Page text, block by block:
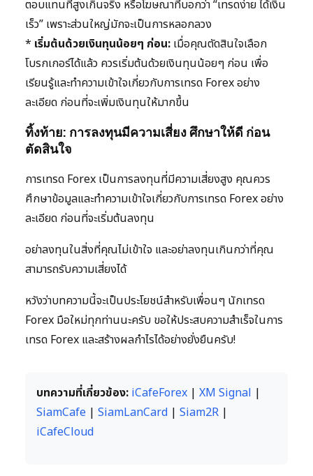
ตอบแทนที่สูงเกินจริง หรือโฆษณาที่บอกว่า “เทรดง่าย ได้เงิน
เร็ว” เพราะส่วนใหญ่มักจะเป็นการหลอกลวง
* เริ่มต้นด้วยเงินทุนน้อยๆ ก่อน: เมื่อคุณตัดสินใจเลือก
โบรกเกอร์ได้แล้ว ควรเริ่มต้นด้วยเงินทุนน้อยๆ ก่อน เพื่อ
เรียนรู้และทำความเข้าใจเกี่ยวกับการเทรด Forex อย่าง
ละเอียด ก่อนที่จะเพิ่มเงินทุนให้มากขึ้น
ทิ้งท้าย: การลงทุนมีความเสี่ยง ศึกษาให้ดี ก่อน
ตัดสินใจ
การเทรด Forex เป็นการลงทุนที่มีความเสี่ยงสูง คุณควร
ศึกษาข้อมูลและทำความเข้าใจเกี่ยวกับการเทรด Forex อย่าง
ละเอียด ก่อนที่จะเริ่มต้นลงทุน
อย่าลงทุนในสิ่งที่คุณไม่เข้าใจ และอย่าลงทุนเกินกว่าที่คุณ
สามารถรับความเสี่ยงได้
หวังว่าบทความนี้จะเป็นประโยชน์สำหรับเพื่อนๆ นักเทรด
Forex มือใหม่ทุกท่านนะครับ ขอให้ประสบความสำเร็จในการ
เทรด Forex และสร้างผลกำไรได้อย่างยั่งยืนครับ!
บทความที่เกี่ยวข้อง: iCafeForex | XM Signal |
SiamCafe | SiamLanCard | Siam2R |
iCafeCloud